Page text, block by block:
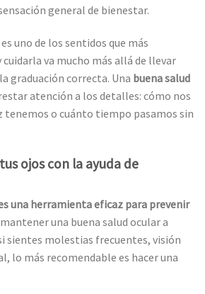
general de bienestar.
uno de los sentidos que más
va mucho más allá de llevar
graduación correcta. Una buena salud
atención a los detalles: cómo nos
tenemos o cuánto tiempo pasamos sin
ojos con la ayuda de
una herramienta eficaz para prevenir
una buena salud ocular a
sientes molestias frecuentes, visión
lo más recomendable es hacer una